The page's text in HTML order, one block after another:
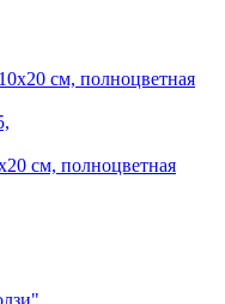
см, полноцветная